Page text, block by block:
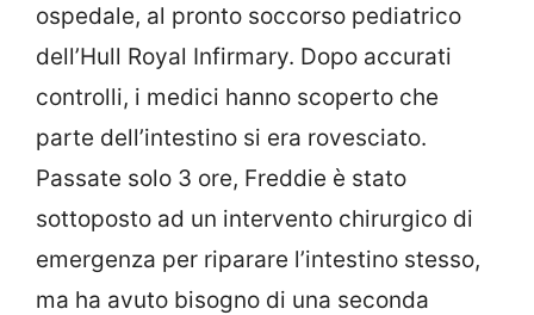
ospedale, al pronto soccorso pediatrico
dell’Hull Royal Infirmary. Dopo accurati
controlli, i medici hanno scoperto che
parte dell’intestino si era rovesciato.
Passate solo 3 ore, Freddie è stato
sottoposto ad un intervento chirurgico di
emergenza per riparare l’intestino stesso,
ma ha avuto bisogno di una seconda